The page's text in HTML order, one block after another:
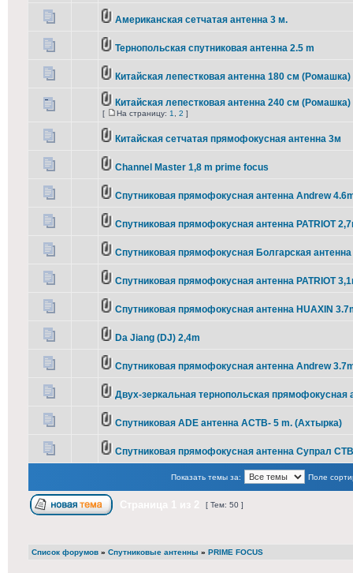
Американская сетчатая антенна 3 м.
Тернопольская спутниковая антенна 2.5 m
Китайская лепестковая антенна 180 см (Ромашка)
Китайская лепестковая антенна 240 см (Ромашка)
[ На страницу: 1 2 ]
Китайская сетчатая прямофокусная антенна 3м
Channel Master 1,8 m prime focus
Спутниковая прямофокусная антенна Andrew
Спутниковая прямофокусная антенна PATRIOT
Спутниковая прямофокусная Болгарская
Спутниковая прямофокусная антенна PATRIOT
Спутниковая прямофокусная антенна HUAXIN
Da Jiang (DJ) 2,4m
Спутниковая прямофокусная антенна Andrew
Двух-зеркальная тернопольская прямофокусная
Спутниковая ADE антенна АСТВ- 5 m. (Ахтырка)
Спутниковая прямофокусная антенна Супрал
Показать темы за: Поле
[ Тем: 50 ]
Список форумов » Спутниковые антенны » PRIME FOCUS